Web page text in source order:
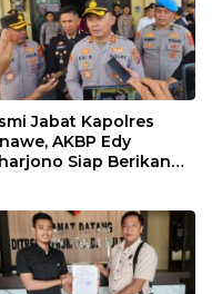
Jabat Kapolres
AKBP Edy
Siap Berikan